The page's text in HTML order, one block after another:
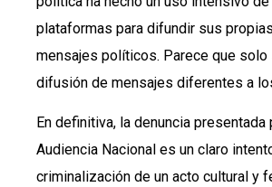
plataformas para difundir sus
mensajes políticos. Parece que solo
difusión de mensajes diferentes a
En definitiva, la denuncia presentada
Audiencia Nacional es un claro
criminalización de un acto cultural y